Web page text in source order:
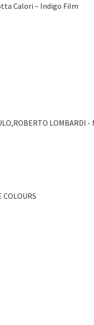
Calori – Indigo Film
LOMBARDI -